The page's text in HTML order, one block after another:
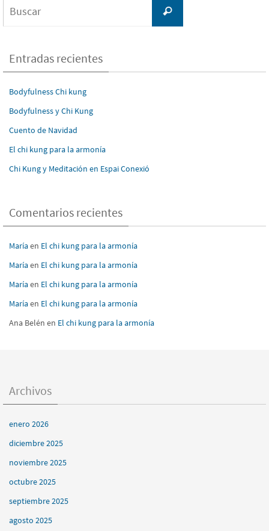
Buscar
Entradas recientes
Bodyfulness Chi kung
Bodyfulness y Chi Kung
Cuento de Navidad
El chi kung para la armonía
Chi Kung y Meditación en Espai Conexió
Comentarios recientes
Maríaen El chi kung para la armonía
Maríaen El chi kung para la armonía
Maríaen El chi kung para la armonía
Maríaen El chi kung para la armonía
Ana Belén en El chi kung para la armonía
Archivos
enero 2026
diciembre 2025
noviembre 2025
octubre 2025
septiembre 2025
agosto 2025